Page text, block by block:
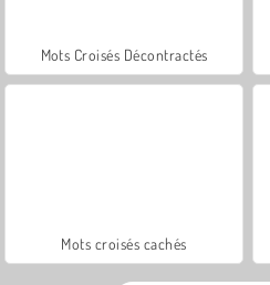
Mots Croisés Décontractés
Mots croisés cachés